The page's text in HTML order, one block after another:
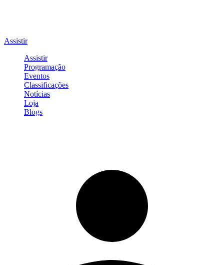
Assistir
Assistir
Programação
Eventos
Classificações
Notícias
Loja
Blogs